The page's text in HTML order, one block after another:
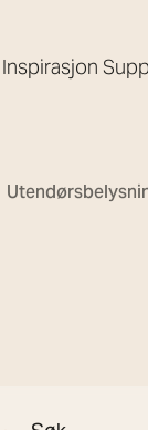
Inspirasjon